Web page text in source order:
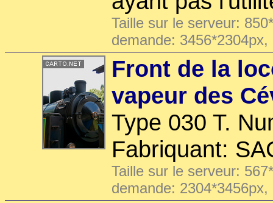
Taille sur le serveur:
demande:
Front de la
vapeur des
Type 030 T.
Fabriquant:
Taille sur le serveur:
demande: